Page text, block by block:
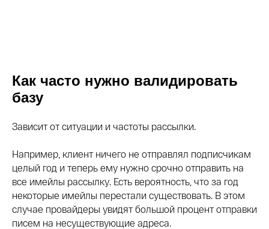
Как часто нужно валидировать
базу
Зависит от ситуации и частоты рассылки.
Например, клиент ничего не отправлял подписчикам
целый год и теперь ему нужно срочно отправить на
все имейлы рассылку. Есть вероятность, что за год
некоторые имейлы перестали существовать. В этом
случае провайдеры увидят большой процент отправки
писем на несуществующие адреса.